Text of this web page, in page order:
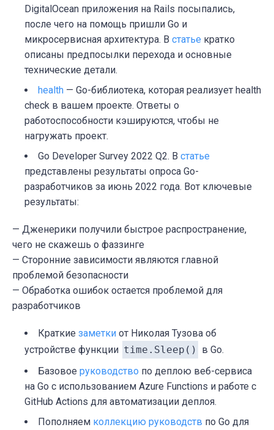
DigitalOcean приложения на Rails посыпались,
после чего на помощь пришли Go и
микросервисная архитектура. В статье кратко
описаны предпосылки перехода и основные
технические детали.
health — Go-библиотека, которая реализует health
check в вашем проекте. Ответы о
работоспособности кэшируются, чтобы не
нагружать проект.
Go Developer Survey 2022 Q2. В статье
представлены результаты опроса Go-
разработчиков за июнь 2022 года. Вот ключевые
результаты:
— Дженерики получили быстрое распространение,
чего не скажешь о фаззинге
— Сторонние зависимости являются главной
проблемой безопасности
— Обработка ошибок остается проблемой для
разработчиков
Краткие заметки от Николая Тузова об
устройстве функции time.Sleep()
в Go.
Базовое руководство по деплою веб-сервиса
на Go с использованием Azure Functions и работе с
GitHub Actions для автоматизации деплоя.
Пополняем коллекцию руководств по Go для